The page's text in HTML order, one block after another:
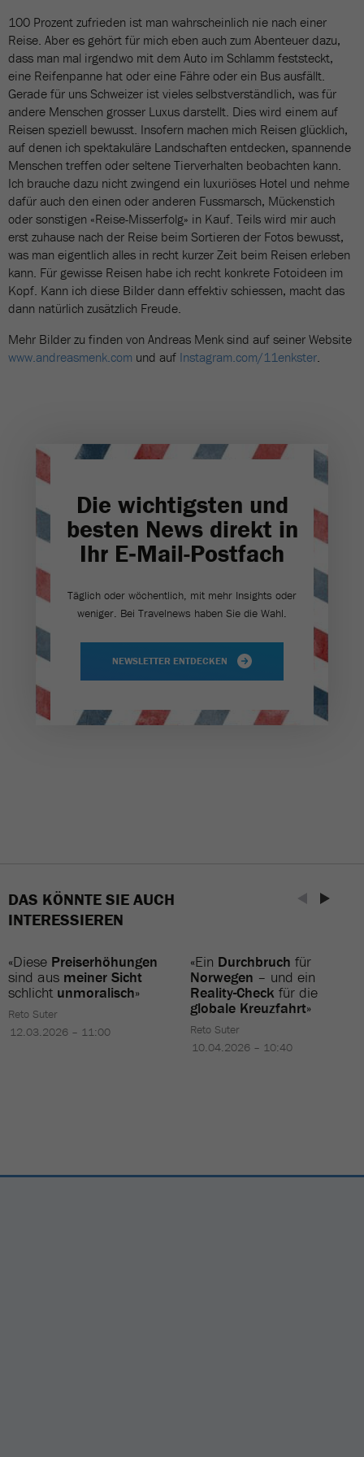
100 Prozent zufrieden ist man wahrscheinlich nie nach einer
Reise. Aber es gehört für mich eben auch zum Abenteuer dazu,
dass man mal irgendwo mit dem Auto im Schlamm feststeckt,
eine Reifenpanne hat oder eine Fähre oder ein Bus ausfällt.
Gerade für uns Schweizer ist vieles selbstverständlich, was für
andere Menschen grosser Luxus darstellt. Dies wird einem auf
Reisen speziell bewusst. Insofern machen mich Reisen glücklich,
auf denen ich spektakuläre Landschaften entdecken, spannende
Menschen treffen oder seltene Tierverhalten beobachten kann.
Ich brauche dazu nicht zwingend ein luxuriöses Hotel und nehme
dafür auch den einen oder anderen Fussmarsch, Mückenstich
oder sonstigen «Reise-Misserfolg» in Kauf. Teils wird mir auch
erst zuhause nach der Reise beim Sortieren der Fotos bewusst,
was man eigentlich alles in recht kurzer Zeit beim Reisen erleben
kann. Für gewisse Reisen habe ich recht konkrete Fotoideen im
Kopf. Kann ich diese Bilder dann effektiv schiessen, macht das
dann natürlich zusätzlich Freude.
Mehr Bilder zu finden von Andreas Menk sind auf seiner Website
www.andreasmenk.com und auf Instagram.com/11enkster.
Die wichtigsten und
besten News direkt in
Ihr E‑Mail-Postfach
Täglich oder wöchentlich, mit mehr Insights oder
weniger. Bei Travel­news haben Sie die Wahl.
NEWSLETTER ENTDECKEN
DAS KÖNNTE SIE AUCH
INTERESSIEREN
«Diese Preiserhöhungen
sind aus meiner Sicht
schlicht unmoralisch»
Reto Suter
12.03.2026 – 11:00
«Ein Durchbruch für
Norwegen – und ein
Reality-Check für die
globale Kreuzfahrt»
Reto Suter
10.04.2026 – 10:40